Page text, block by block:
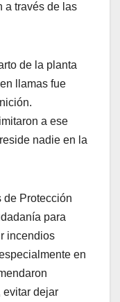
a través de las
de la planta
llamas fue
a ese
nadie en la
de Protección
para
incendios
en
evitar dejar